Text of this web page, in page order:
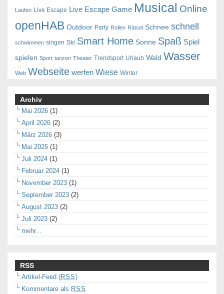
Laufen Live Escape Live Escape Game Musical Online
openHAB Outdoor Party Rollen Rätsel Schnee schnell
schwimmen singen Ski Smart Home Sonne Spaß Spiel
spielen Sport tanzen Theater Trendsport Urlaub Wald Wasser
Web Webseite werfen Wiese Winter
Archiv
Mai 2026 (1)
April 2026 (2)
März 2026 (3)
Mai 2025 (1)
Juli 2024 (1)
Februar 2024 (1)
November 2023 (1)
September 2023 (2)
August 2023 (2)
Juli 2023 (2)
mehr...
RSS
Artikel-Feed (RSS)
Kommentare als RSS